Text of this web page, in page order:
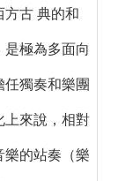
方古 典的和
極為多面向
獨奏和樂團
上來說，相對
樂的站奏（樂